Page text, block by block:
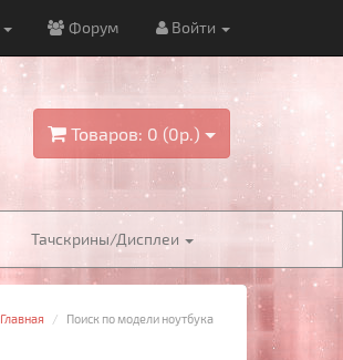
Форум Войти
Товаров: 0 (0р.)
Тачскрины/Дисплеи
Главная Поиск по модели ноутбука